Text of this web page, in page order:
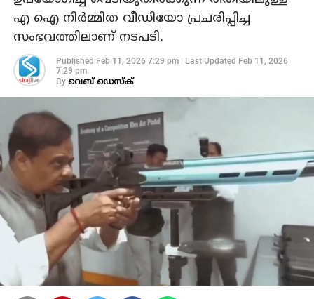
എ ഐ നിർമ്മിത വീഡിയോ പ്രചരിപ്പിച്ച
സംഭവത്തിലാണ് നടപടി.
Published Feb 11, 2026 7:29 pm| Last Updated Feb 11, 2026
7:29 pm
By വെബ് ഡെസ്‌ക്